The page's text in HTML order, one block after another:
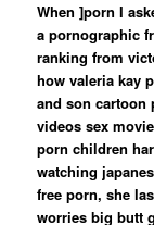
When ]porn I
a pornographic
ranking from
how valeria kay
and son cartoon
videos sex
porn children
watching
free porn, she
worries big butt